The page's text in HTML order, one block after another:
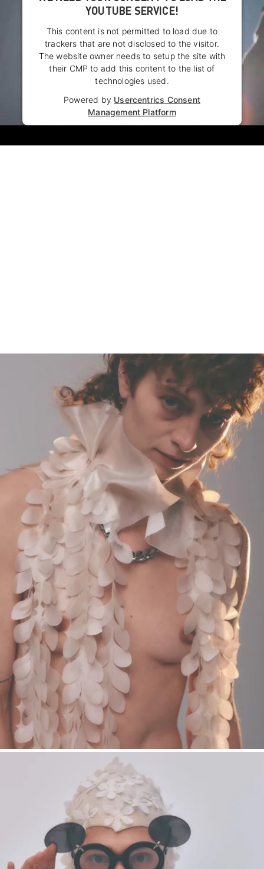
YOUTUBE SERVICE!
This content is not permitted to load due to
trackers that are not disclosed to the visitor.
The website owner needs to setup the site with
their CMP to add this content to the list of
technologies used.
Powered by Usercentrics Consent
Management Platform